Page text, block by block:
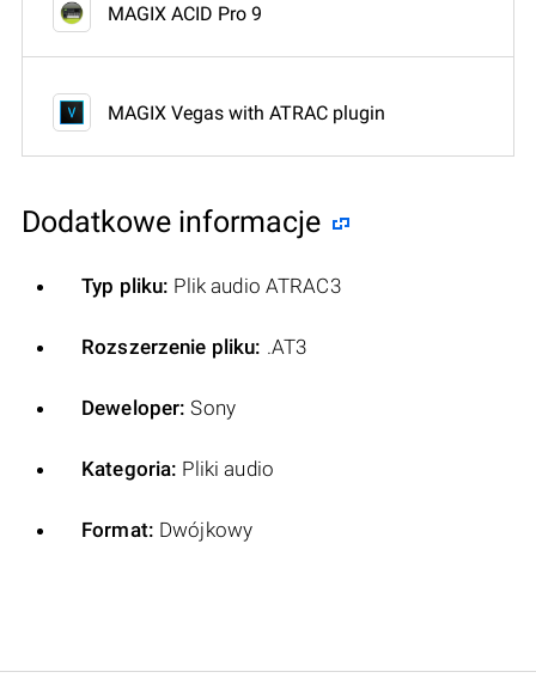
MAGIX ACID Pro 9
MAGIX Vegas with ATRAC plugin
Dodatkowe informacje
Typ pliku: Plik audio ATRAC3
Rozszerzenie pliku: .AT3
Deweloper: Sony
Kategoria: Pliki audio
Format: Dwójkowy